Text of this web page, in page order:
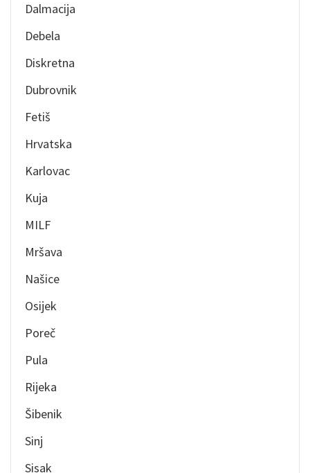
Dalmacija
Debela
Diskretna
Dubrovnik
Fetiš
Hrvatska
Karlovac
Kuja
MILF
Mršava
Našice
Osijek
Poreč
Pula
Rijeka
Šibenik
Sinj
Sisak